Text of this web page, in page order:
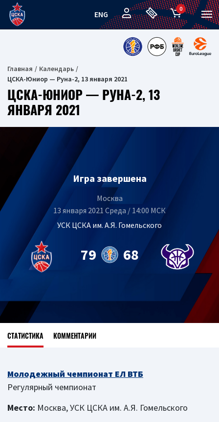
ENG
0
Главная
Календарь
ЦСКА-Юниор — Руна-2, 13 января 2021
ЦСКА-ЮНИОР — РУНА-2, 13
ЯНВАРЯ 2021
Игра завершена
Москва
13 января 2021 Среда / 14:00 МСК
УСК ЦСКА им. А.Я. Гомельского
79 68
СТАТИСТИКА КОММЕНТАРИИ
Молодежный чемпионат ЕЛ ВТБ
Регулярный чемпионат
Место: Москва, УСК ЦСКА им. А.Я. Гомельского